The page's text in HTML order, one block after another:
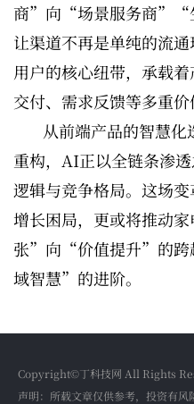
商”向“场景服务商”“
让渠道不再是单纯的流
用户的核心纽带，承载
交付、需求反馈等多重价
从前端产品的智慧
重构，AI正以全链条渗
逻辑与竞争格局。这场
增长困局，更或将推动
张”向“价值提升”的
域智慧”的进阶。
Copyright©丁科技网 All Rights
声明：所载文章仅供参考，投资有风